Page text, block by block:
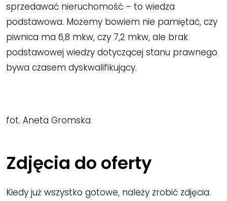
sprzedawać nieruchomość – to wiedza
podstawowa. Możemy bowiem nie pamiętać, czy
piwnica ma 6,8 mkw, czy 7,2 mkw, ale brak
podstawowej wiedzy dotyczącej stanu prawnego
bywa czasem dyskwalifikujący.
fot. Aneta Gromska
Zdjęcia do oferty
Kiedy już wszystko gotowe, należy zrobić zdjęcia.